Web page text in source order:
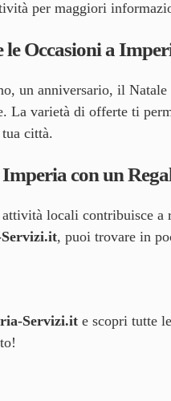
per maggiori
le Occasioni a
un anniversario, il
La varietà di offerte ti
città.
con un
locali contribuisce
, puoi trovare in
Servizi.it e scopri tutte le